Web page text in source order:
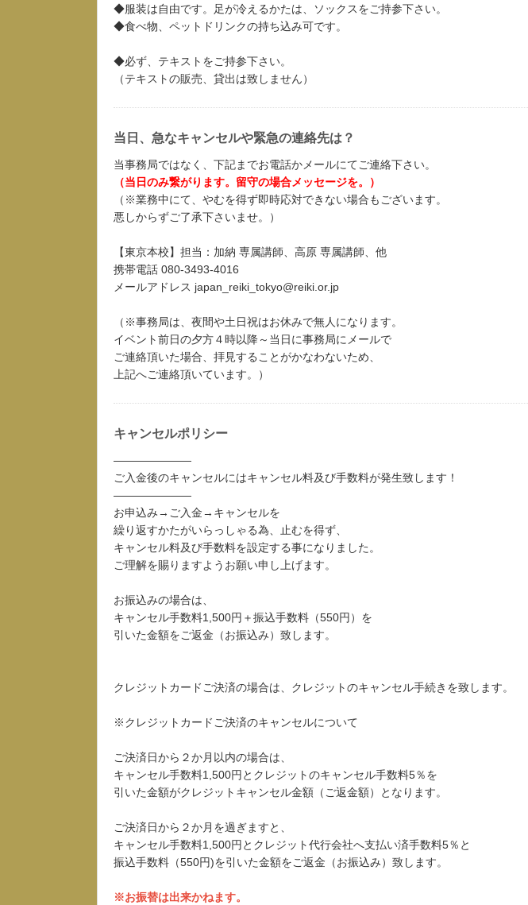
◆服装は自由です。足が冷えるかたは、ソックスをご持参下さい。
◆食べ物、ペットドリンクの持ち込み可です。
◆必ず、テキストをご持参下さい。
（テキストの販売、貸出は致しません）
当日、急なキャンセルや緊急の連絡先は？
当事務局ではなく、下記までお電話かメールにてご連絡下さい。
（当日のみ繋がります。留守の場合メッセージを。）
（※業務中にて、やむを得ず即時応対できない場合もございます。
悪しからずご了承下さいませ。）
【東京本校】担当：加納 専属講師、高原 専属講師、他
携帯電話 080-3493-4016
メールアドレス japan_reiki_tokyo@reiki.or.jp
（※事務局は、夜間や土日祝はお休みで無人になります。
イベント前日の夕方４時以降～当日に事務局にメールで
ご連絡頂いた場合、拝見することがかなわないため、
上記へご連絡頂いています。）
キャンセルポリシー
―――――――
ご入金後のキャンセルにはキャンセル料及び手数料が発生致します！
―――――――
お申込み→ご入金→キャンセルを
繰り返すかたがいらっしゃる為、止むを得ず、
キャンセル料及び手数料を設定する事になりました。
ご理解を賜りますようお願い申し上げます。
お振込みの場合は、
キャンセル手数料1,500円＋振込手数料（550円）を
引いた金額をご返金（お振込み）致します。
クレジットカードご決済の場合は、クレジットのキャンセル手続きを致します。
※クレジットカードご決済のキャンセルについて
ご決済日から２か月以内の場合は、
キャンセル手数料1,500円とクレジットのキャンセル手数料5％を
引いた金額がクレジットキャンセル金額（ご返金額）となります。
ご決済日から２か月を過ぎますと、
キャンセル手数料1,500円とクレジット代行会社へ支払い済手数料5％と
振込手数料（550円)を引いた金額をご返金（お振込み）致します。
※お振替は出来かねます。